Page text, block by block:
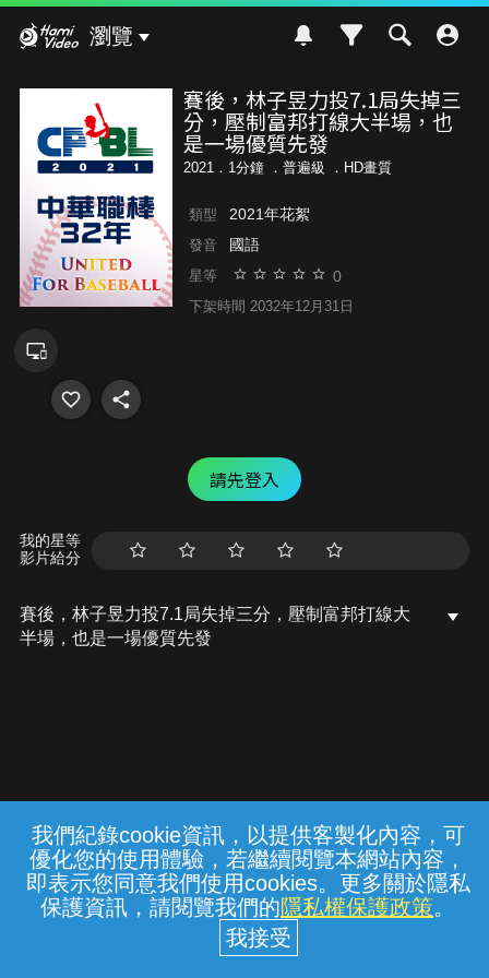
我們紀錄cookie資訊，以提供客製化內容，可
優化您的使用體驗，若繼續閱覽本網站內容，
即表示您同意我們使用cookies。更多關於隱私
保護資訊，請閱覽我們的隱私權保護政策。
瀏覽
賽後，林子昱力投7.1局失掉三
分，壓制富邦打線大半場，也
是一場優質先發
2021．1分鐘 ． 普遍級 ．HD畫質
類型 2021年花絮
發音 國語
星等 0
下架時間 2032年12月31日
請先登入
我的星等
影片給分
賽後，林子昱力投7.1局失掉三分，壓制富邦打線大
半場，也是一場優質先發
常見問題 線上客服 服務條款 隱私權保護
中華電信股份有限公司個人家庭分公司
(統一編號：96979949) © 2026
{{notifyMsg}}